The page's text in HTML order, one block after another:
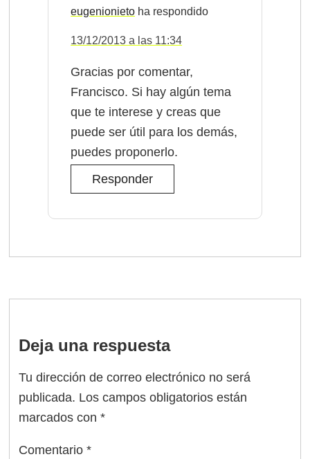
eugenionieto
13/12/2013 a las 11:34
Gracias por comentar,
Francisco. Si hay algún tema
que te interese y creas que
puede ser útil para los demás,
puedes proponerlo.
Responder
Deja una respuesta
Tu dirección de correo electrónico no será
publicada. Los campos obligatorios están
marcados con*
Comentario*